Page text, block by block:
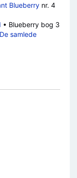
Blueberrynr. 4
• Blueberry bog 3
samlede